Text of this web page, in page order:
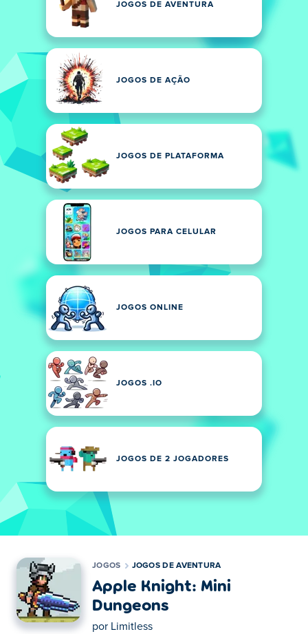
JOGOS DE AVENTURA
JOGOS DE AÇÃO
JOGOS DE PLATAFORMA
JOGOS PARA CELULAR
JOGOS ONLINE
JOGOS .IO
JOGOS DE 2 JOGADORES
JOGOS JOGOS DE AVENTURA
Apple Knight: Mini
Dungeons
por Limitless